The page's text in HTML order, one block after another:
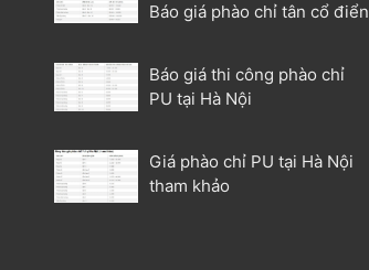
Báo giá phào chỉ tân cổ điển
Báo giá thi công phào chỉ
PU tại Hà Nội
Giá phào chỉ PU tại Hà Nội
tham khảo